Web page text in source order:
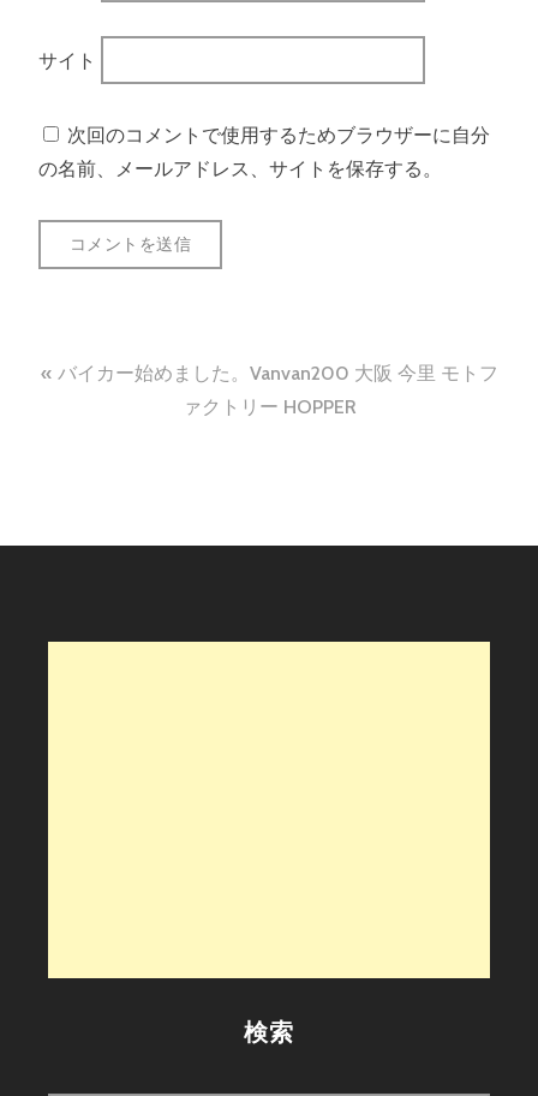
サイト
次回のコメントで使用するためブラウザーに自分
の名前、メールアドレス、サイトを保存する。
投
ゲ
シ
バイカー始めました。Vanvan200 大阪 今里 モトフ
ァクトリー HOPPER
検索